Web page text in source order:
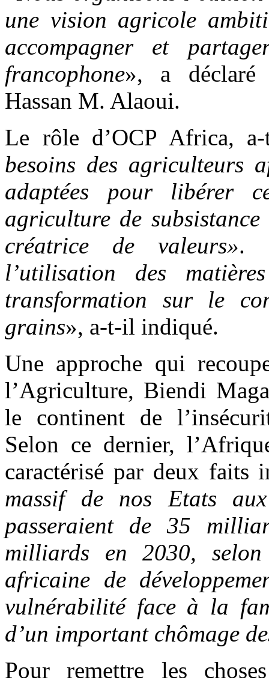
une vision agricole
accompagner et
francophone», a déclaré
Hassan M. Alaoui.
Le rôle d’OCP Africa,
besoins des agriculteurs
adaptées pour libérer
agriculture de
créatrice de valeurs».
l’utilisation des
transformation sur le
grains», a-t-il indiqué.
Une approche qui
l’Agriculture, Biendi
le continent de
Selon ce dernier,
caractérisé par deux faits
massif de nos Etats
passeraient de 35
milliards en 2030,
africaine de
vulnérabilité face à la
d’un important chômage
Pour remettre les